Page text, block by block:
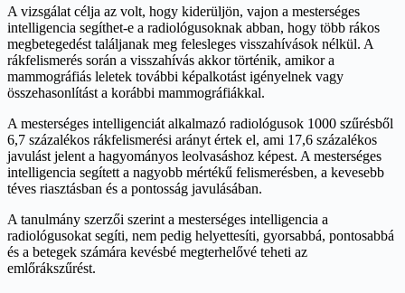
A vizsgálat célja az volt, hogy kiderüljön, vajon a mesterséges
intelligencia segíthet-e a radiológusoknak abban, hogy több rákos
megbetegedést találjanak meg felesleges visszahívások nélkül. A
rákfelismerés során a visszahívás akkor történik, amikor a
mammográfiás leletek további képalkotást igényelnek vagy
összehasonlítást a korábbi mammográfiákkal.
A mesterséges intelligenciát alkalmazó radiológusok 1000 szűrésből
6,7 százalékos rákfelismerési arányt értek el, ami 17,6 százalékos
javulást jelent a hagyományos leolvasáshoz képest. A mesterséges
intelligencia segített a nagyobb mértékű felismerésben, a kevesebb
téves riasztásban és a pontosság javulásában.
A tanulmány szerzői szerint a mesterséges intelligencia a
radiológusokat segíti, nem pedig helyettesíti, gyorsabbá, pontosabbá
és a betegek számára kevésbé megterhelővé teheti az
emlőrákszűrést.